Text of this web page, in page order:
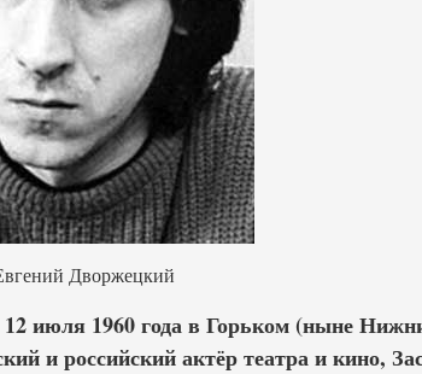
июля 1960 года в Горьком (ныне
и российский актёр театра и кино,